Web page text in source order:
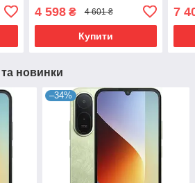
4 598₴ 4 601 ₴
Купити
7
та новинки
–34%